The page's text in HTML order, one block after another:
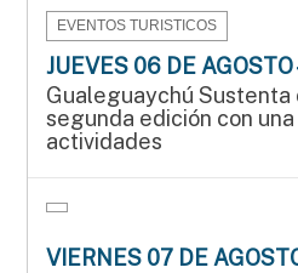
EVENTOS TURISTICOS
JUEVES 06 DE AGOSTO
Gualeguaychú Sustenta
segunda edición con
actividades
VIERNES 07 DE